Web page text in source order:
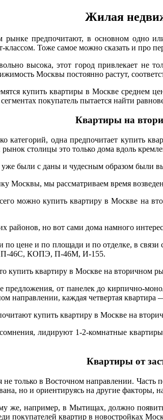
Жилая
предпочитают, в основном одно
классом. Тоже самое можно сказать и про
высока, этот город привлекает не
Москвы постоянно растут,
купить квартиры в Москве среднем
покупатель пытается найти
Квартиры на
категорий, одна предпочитает купить
столицы это только дома вдоль
были с даны и чудесным образом были
Москвы, мы рассматриваем время
можно купить квартиру в Москве на
районов, но вот сами дома намного
по цене и по площади и по отделке, в
ИП-46С, КОПЭ, П-46М, И-155.
купить квартиру в Москве на вторичном
предложения, от панелек до кирпично-
каждая четвертая квартира
купить квартиру в Москве на
лидируют 1-2-комнатные
Квартиры от
только в Восточном направлении. Часть
но и ориентируясь на другие факторы,
же, например, в Мытищах, должно
покупателей квартир в новостройках